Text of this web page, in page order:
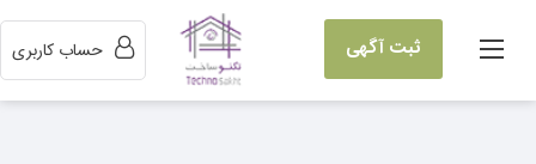
ثبت آگهی حساب کاربری